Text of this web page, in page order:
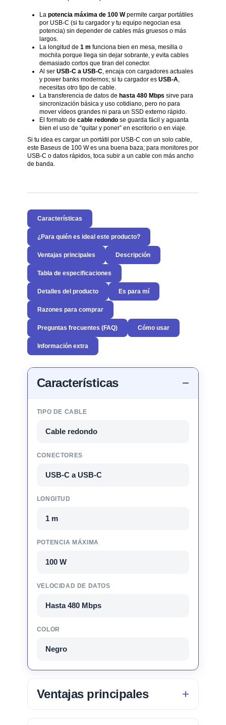
La potencia máxima de 100 Wpermite cargar portátiles
por USB-C (si tu cargador y tu equipo negocian esa
potencia) sin depender de cables más gruesos o más
largos.
La longitud de 1 m funciona bien en mesa, mesilla o
mochila porque llega sin dejar sobrante, y evita cables
demasiado cortos que tiran del conector.
Al ser USB-C a USB-C, encaja con cargadores actuales
y power banks modernos; si tu cargador es USB-A
necesitas otro tipo de cable.
La transferencia de datos de hasta 480 Mbps sirve para
sincronización básica y uso cotidiano, pero no para
mover vídeos grandes ni para un SSD externo rápido.
El formato de cable redondose guarda fácil y aguanta
bien el uso de “quitar y poner” en escritorio o en viaje.
Si tu idea es cargar un portátil por USB-C con un solo cable,
este Baseus de 100 W es una buena baza; para monitores por
USB-C o datos rápidos, toca subir a un cable con más ancho
de banda.
Características
¿Para quién es ideal este producto?
Ventajas principales Descripción
Tabla de especificaciones
Detalles del producto Es para mí
Razones para comprar
Preguntas frecuentes (FAQ) Cómo usar
Información extra
Características
TIPO DE CABLE
Cable redondo
CONECTORES
USB-C a USB-C
LONGITUD
1 m
POTENCIA MÁXIMA
100 W
VELOCIDAD DE DATOS
Hasta 480 Mbps
COLOR
Negro
Ventajas principales